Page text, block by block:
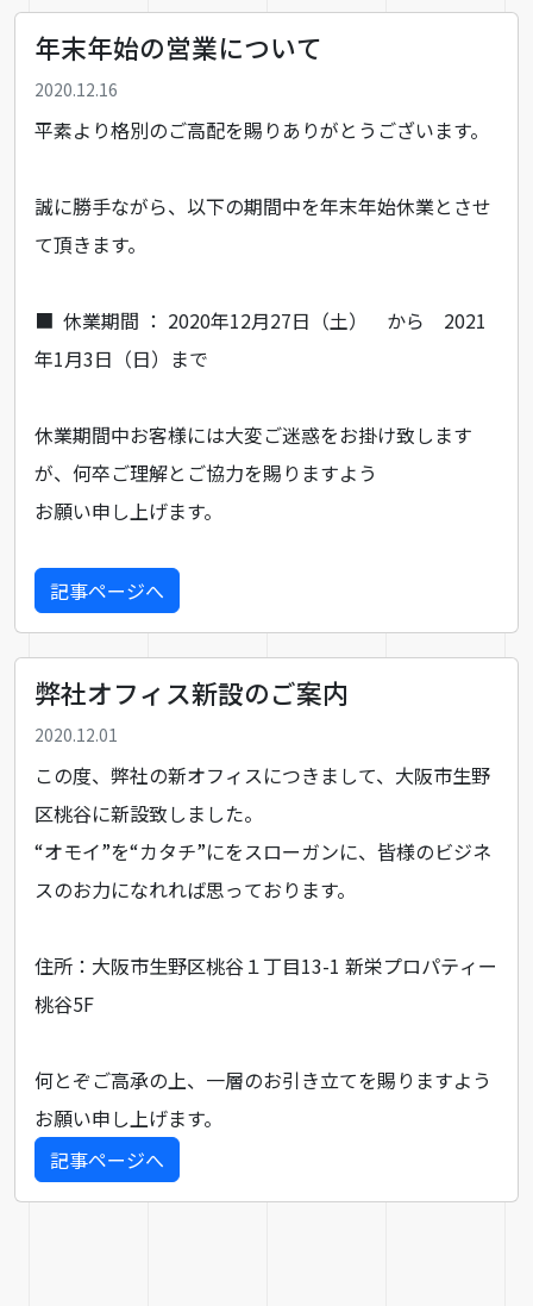
年末年始の営業について
2020.12.16
平素より格別のご高配を賜りありがとうございます。
誠に勝手ながら、以下の期間中を年末年始休業とさせ
て頂きます。
■ 休業期間 ： 2020年12月27日（土） から 2021
年1月3日（日）まで
休業期間中お客様には大変ご迷惑をお掛け致します
が、何卒ご理解とご協力を賜りますよう
お願い申し上げます。
記事ページへ
弊社オフィス新設のご案内
2020.12.01
この度、弊社の新オフィスにつきまして、大阪市生野
区桃谷に新設致しました。
“オモイ”を“カタチ”にをスローガンに、皆様のビジネ
スのお力になれれば思っております。
住所：⼤阪市⽣野区桃⾕１丁⽬13-1 新栄プロパティー
桃⾕5F
何とぞご高承の上、一層のお引き立てを賜りますよう
お願い申し上げます。
記事ページへ